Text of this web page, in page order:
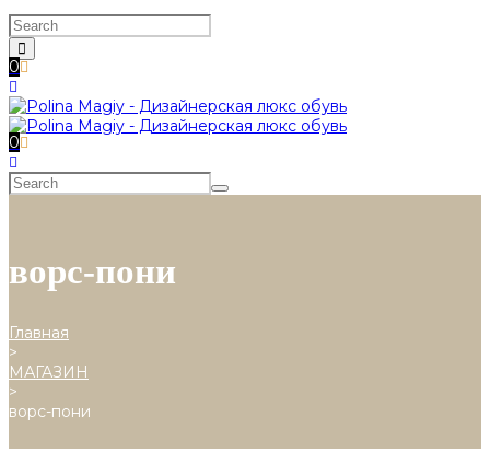
0
0
ворс-пони
Главная
>
МАГАЗИН
>
ворс-пони